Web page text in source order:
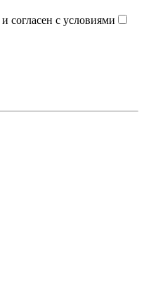
и согласен с условиями